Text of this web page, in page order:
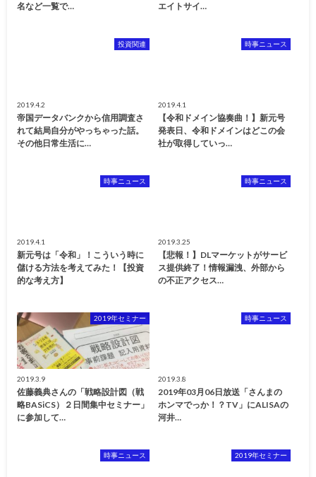
名など一覧で…
エイトサイ…
投資関連
2019.4.2
帝国データバンクから信用調査さ
れて結局自分がやっちゃった話。
その他日常生活に…
時事ニュース
2019.4.1
【令和ドメイン協奏曲！】新元号
発表日、令和ドメインはどこの会
社が取得していっ…
時事ニュース
2019.4.1
新元号は「令和」！こういう時に
儲ける方法を考えてみた！【投資
的な考え方】
時事ニュース
2019.3.25
【悲報！】DLマーケットがサービ
ス提供終了！情報漏洩、外部から
の不正アクセス…
2019年セミナー
2019.3.9
佐藤義典さんの「戦略設計図（戦
略BASiCS）２日間集中セミナー」
に参加して…
時事ニュース
2019.3.8
2019年03月06日放送「さんまの
ホンマでっか！？TV」にALISAの
河井…
時事ニュース 2019年セミナー